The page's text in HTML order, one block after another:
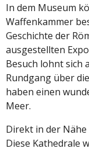
In dem Museum
Waffenkammer
Geschichte der
ausgestellten
Besuch lohnt sich
Rundgang über
haben einen
Meer.
Direkt in der Nähe
Diese Kathedrale